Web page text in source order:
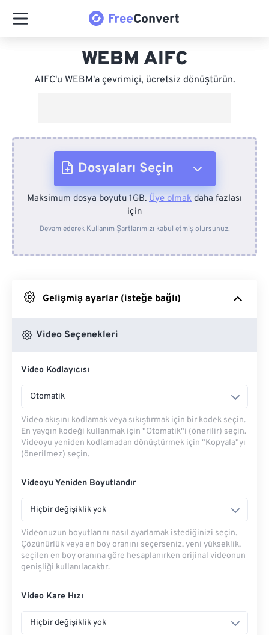
WEBM AIFC
AIFC'u WEBM'a çevrimiçi, ücretsiz dönüştürün.
Dosyaları Seçin
Cihazdan
Google Drive'dan
OneDrive'dan
Maksimum dosya boyutu 1GB. Üye olmak daha fazlası
için
Devam ederek Kullanım Şartlarımızı kabul etmiş olursunuz.
Gelişmiş ayarlar (isteğe bağlı)
Video Seçenekleri
Video Kodlayıcısı
Otomatik
Video akışını kodlamak veya sıkıştırmak için bir kodek seçin.
En yaygın kodeği kullanmak için "Otomatik"i (önerilir) seçin.
Videoyu yeniden kodlamadan dönüştürmek için "Kopyala"yı
(önerilmez) seçin.
Videoyu Yeniden Boyutlandır
Hiçbir değişiklik yok
Videonuzun boyutlarını nasıl ayarlamak istediğinizi seçin.
Çözünürlük veya en boy oranını seçerseniz, yeni yükseklik,
seçilen en boy oranına göre hesaplanırken orijinal videonun
genişliği kullanılacaktır.
Video Kare Hızı
Hiçbir değişiklik yok